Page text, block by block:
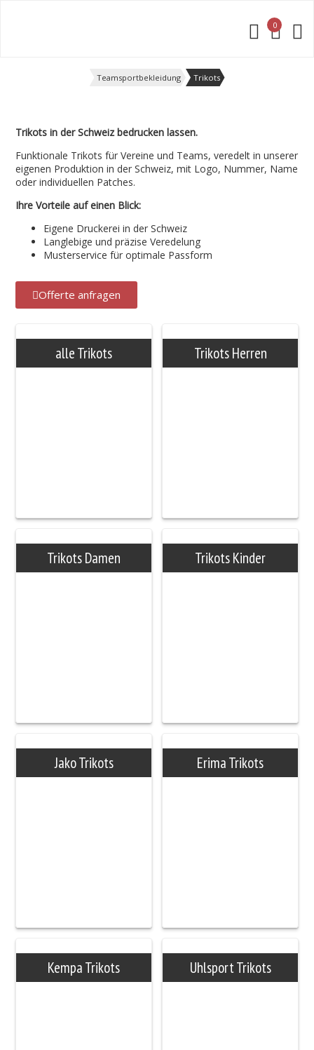
0
Teamsportbekleidung Trikots
Trikots in der Schweiz bedrucken lassen.
Funktionale Trikots für Vereine und Teams, veredelt in unserer
eigenen Produktion in der Schweiz, mit Logo, Nummer, Name
oder individuellen Patches.
Ihre Vorteile auf einen Blick:
Eigene Druckerei in der Schweiz
Langlebige und präzise Veredelung
Musterservice für optimale Passform
Offerte anfragen
alle Trikots Trikots Herren
Trikots Damen Trikots Kinder
Jako Trikots Erima Trikots
Kempa Trikots Uhlsport Trikots